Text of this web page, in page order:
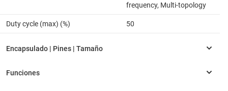
frequency, Multi-topology
Duty cycle (max) (%) 50